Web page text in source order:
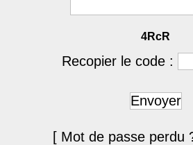
4RcR
Recopier le code :
Envoyer
[ Mot de passe perdu